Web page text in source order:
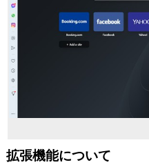
拡張機能について